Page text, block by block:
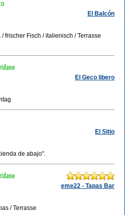
El Balcón
frischer Fisch / italienisch / Terrasse
El Geco libero
El Sitio
de abajo".
eme22 - Tapas Bar
/ Terrasse